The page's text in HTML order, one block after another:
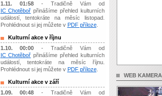
1.11. 01:58- Tradičně Vám od
IC Chotěboř přinášíme přehled kulturních
událostí, tentokráte na měsíc listopad.
Prohlédnout si jej můžete v PDF příloze.
Kulturní akce v říjnu
1.10. 00:00 - Tradičně Vám od
IC Chotěboř přinášíme přehled kulturních
událostí, tentokráte na měsíc říjnu.
Prohlédnout si jej můžete v PDF příloze.
Kulturní akce v září
1.09. 00:48 - Tradičně Vám od
WEB KAMERA